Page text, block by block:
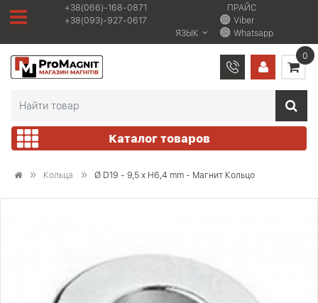
+38(066)-168-0871
+38(093)-927-0617
ЯЗЫК
ПРАЙС
Viber
Whatsapp
Каталог товаров
0
Кольца Ø D19 - 9,5 х H6,4 mm - Магнит Кольцо